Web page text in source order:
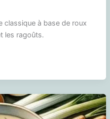
classique à base de roux
les ragoûts.